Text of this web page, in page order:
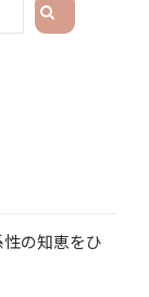
の知恵をひ